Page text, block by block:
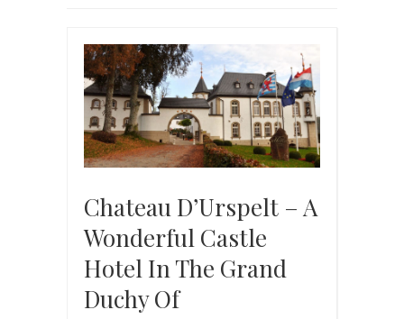
Chateau D’Urspelt – A
Wonderful Castle
Hotel In The Grand
Duchy Of